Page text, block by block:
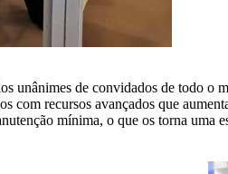
unânimes de convidados de todo
com recursos avançados que
mínima, o que os torna uma